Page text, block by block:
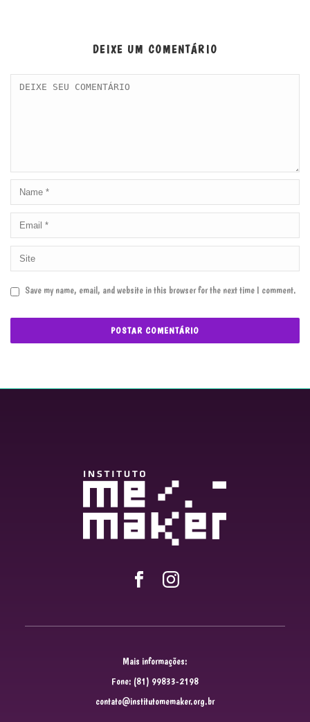
DEIXE UM COMENTÁRIO
Save my name, email, and website in this browser for the next time I comment.
Mais informações:
Fone: (81) 99833-2198
contato@institutomemaker.org.br